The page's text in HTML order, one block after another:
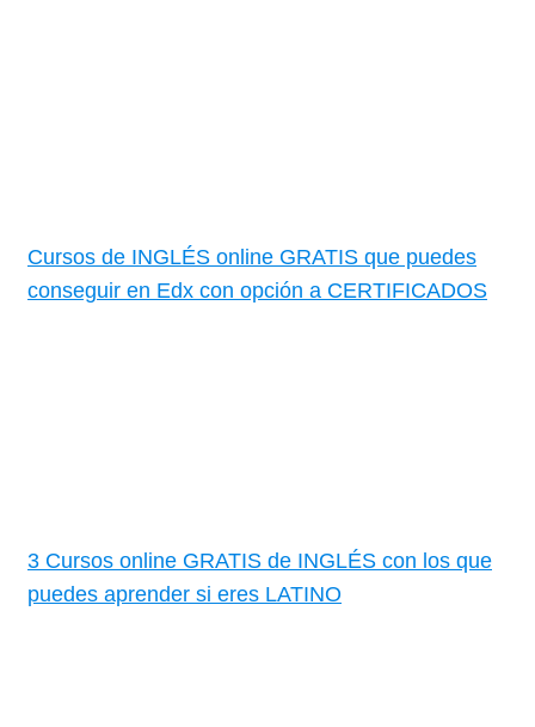
Cursos de INGLÉS online GRATIS que puedes
conseguir en Edx con opción a CERTIFICADOS
3 Cursos online GRATIS de INGLÉS con los que
puedes aprender si eres LATINO